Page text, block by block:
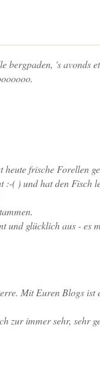
's avonds
frische Forellen
( ) und hat den Fisch
und glücklich aus - es
Mit Euren Blogs ist
zur immer sehr, sehr